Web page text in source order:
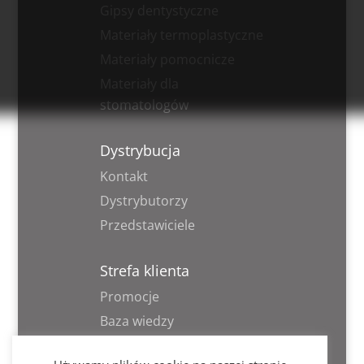
stomatologów
Dystrybucja
Kontakt
Dystrybutorzy
Przedstawiciele
Strefa klienta
Promocje
Baza wiedzy